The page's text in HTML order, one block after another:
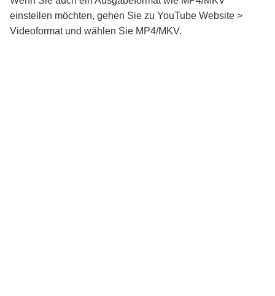
einstellen möchten, gehen Sie zu YouTube Website >
Videoformat und wählen Sie MP4/MKV.